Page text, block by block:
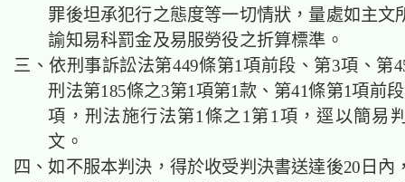
罪後坦承犯行之態度等一切情狀，量處如主文
諭知易科罰金及易服勞役之折算標準。
三、依刑事訴訟法第449條第1項前段、第3項、第
刑法第185條之3第1項第1款、第41條第1項前
項，刑法施行法第1條之1第1項，逕以簡易
文。
四、如不服本判決，得於收受判決書送達後20日內